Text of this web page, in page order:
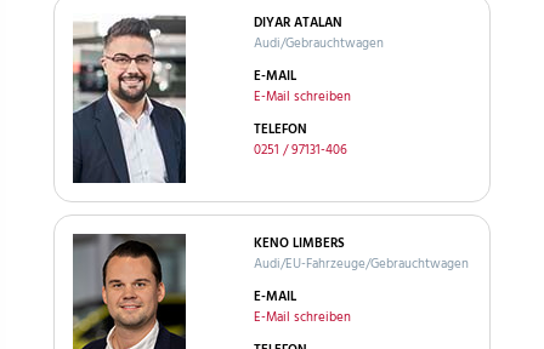
DIYAR ATALAN
Audi/Gebrauchtwagen
E-MAIL
E-Mail schreiben
TELEFON
0251 / 97131-406
KENO LIMBERS
Audi/EU-Fahrzeuge/Gebrauchtwagen
E-MAIL
E-Mail schreiben